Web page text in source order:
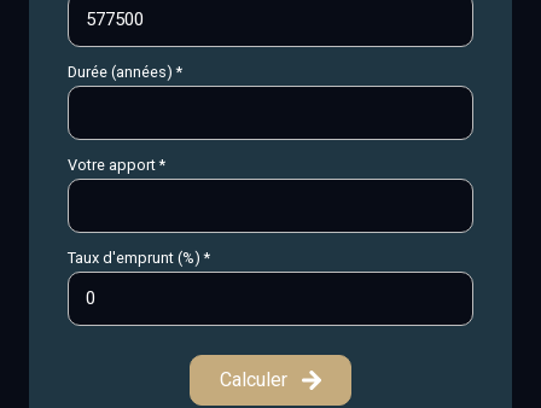
Durée (années) *
Votre apport *
Taux d'emprunt (%) *
Calculer